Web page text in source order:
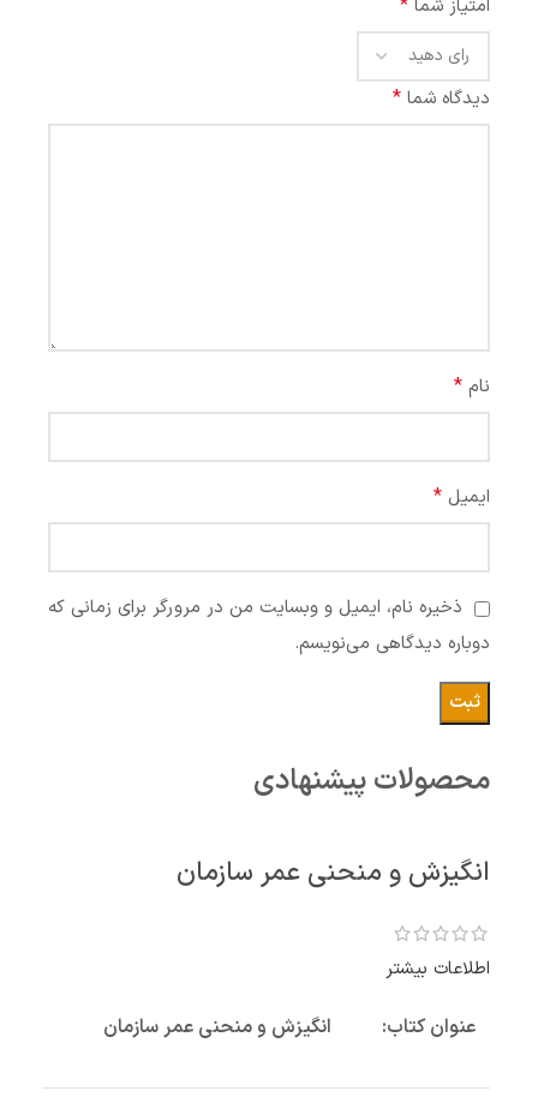
امتیاز شما *
دیدگاه شما *
نام *
ایمیل *
ذخیره نام، ایمیل و وبسایت من در مرورگر برای زمانی که
دوباره دیدگاهی می‌نویسم.
محصولات پیشنهادی
انگیزش و منحنی عمر سازمان
اطلاعات بیشتر
عنوان کتاب: انگیزش و منحنی عمر سازمان